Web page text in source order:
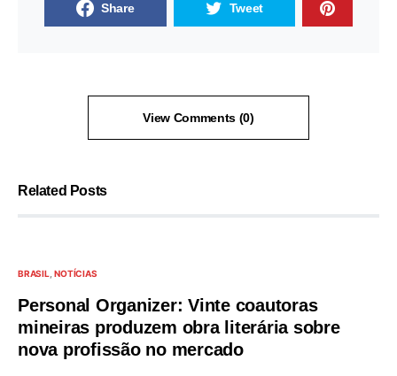
Share Tweet
View Comments (0)
Related Posts
BRASIL NOTÍCIAS
Personal Organizer: Vinte coautoras
mineiras produzem obra literária sobre
nova profissão no mercado